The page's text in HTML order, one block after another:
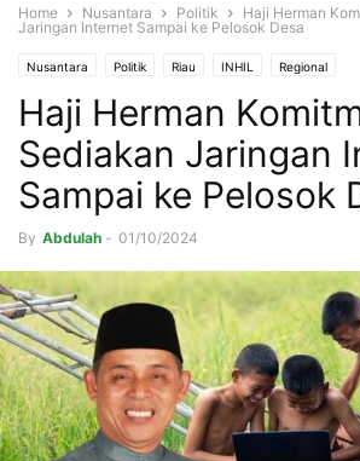
Home Nusantara Politik
Haji Herman
Jaringan Internet Sampai ke Pelosok Desa
Nusantara Politik Riau INHIL Regional
Haji Herman
Sediakan Jaringan
Sampai ke Pelosok
By Abdulah - 01/10/2024